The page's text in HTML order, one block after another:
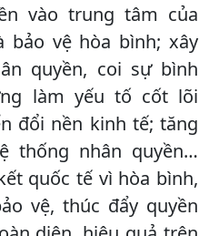
vào trung tâm của
bảo vệ hòa bình; xây
quyền, coi sự bình
làm yếu tố cốt lõi
đổi nền kinh tế; tăng
thống nhân quyền…
quốc tế vì hòa bình,
vệ, thúc đẩy quyền